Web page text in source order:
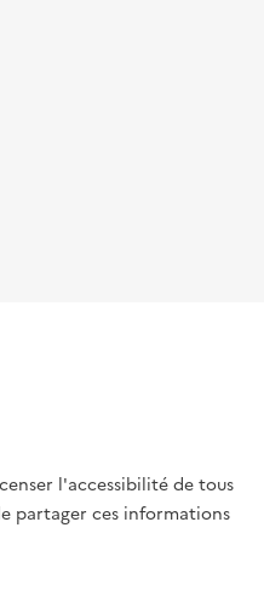
l'accessibilité de tous
partager ces informations